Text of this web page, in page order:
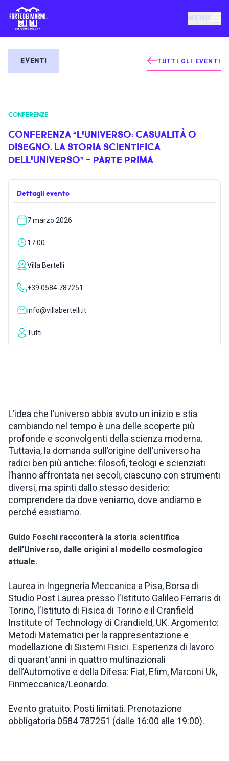
MENU
EVENTI
NOTIZIE
OSPITALITÀ
VILLA BERTELLI
ISPIRAZIONI
WEBCAM
CONTATTI
EVENTI TUTTI GLI EVENTI
CONFERENZE
CONFERENZA “L'UNIVERSO: CASUALITÀ O
DISEGNO. LA STORIA SCIENTIFICA
DELL'UNIVERSO” - PARTE PRIMA
Dettagli evento
7 marzo 2026
17:00
Villa Bertelli
+39 0584 787251
info@villabertelli.it
Tutti
L’idea che l’universo abbia avuto un inizio e stia
cambiando nel tempo è una delle scoperte più
profonde e sconvolgenti della scienza moderna.
Tuttavia, la domanda sull’origine dell’universo ha
radici ben più antiche: filosofi, teologi e scienziati
l’hanno affrontata nei secoli, ciascuno con strumenti
diversi, ma spinti dallo stesso desiderio:
comprendere da dove veniamo, dove andiamo e
perché esistiamo.
Guido Foschi racconterà la storia scientifica
dell'Universo, dalle origini al modello cosmologico
attuale.
Laurea in Ingegneria Meccanica a Pisa, Borsa di
Studio Post Laurea presso l’Istituto Galileo Ferraris di
Torino, l’Istituto di Fisica di Torino e il Cranfield
Institute of Technology di Crandield, UK. Argomento:
Metodi Matematici per la rappresentazione e
modellazione di Sistemi Fisici. Esperienza di lavoro
di quarant'anni in quattro multinazionali
dell’Automotive e della Difesa: Fiat, Efim, Marconi Uk,
Finmeccanica/Leonardo.
­Evento gratuito. Posti limitati. Prenotazione
obbligatoria 0584 787251 (dalle 16:00 alle 19:00).